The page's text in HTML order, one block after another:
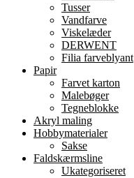
Tusser
Vandfarve
Viskelæder
DERWENT
Filia farveblyant
Papir
Farvet karton
Malebøger
Tegneblokke
Akryl maling
Hobbymaterialer
Sakse
Faldskærmsline
Ukategoriseret